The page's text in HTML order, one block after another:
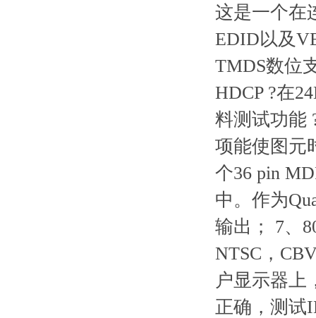
这是一个在
EDID以及
TMDS数位
HDCP ?在
料测试功能
项能使图元
个36 pin
中。作为
输出； 7、
NTSC，
户显示器上
正确，测试